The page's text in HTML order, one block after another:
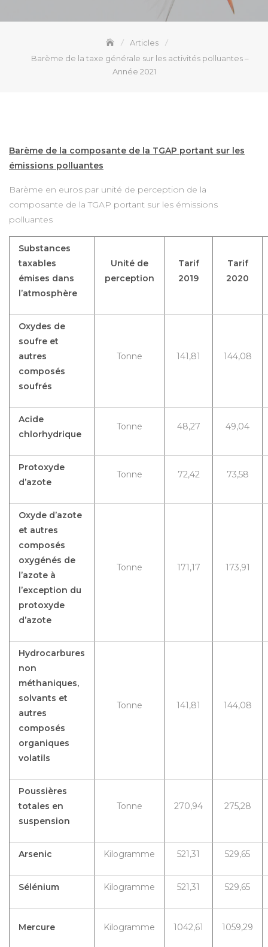
Articles
Barème de la taxe générale sur les activités polluantes –
Année 2021
Barème de la composante de la TGAP portant sur les
émissions polluantes
Barème en euros par unité de perception de la
composante de la TGAP portant sur les émissions
polluantes
Substances
taxables
émises dans
l’atmosphère
Unité de
perception
Tarif
2019
Tarif
2020
Oxydes de
soufre et
autres
composés
soufrés
Tonne 141,81 144,08
Acide
chlorhydrique
Tonne 48,27 49,04
Protoxyde
d’azote
Tonne 72,42 73,58
Oxyde d’azote
et autres
composés
oxygénés de
l’azote à
l’exception du
protoxyde
d’azote
Tonne 171,17 173,91
Hydrocarbures
non
méthaniques,
solvants et
autres
composés
organiques
volatils
Tonne 141,81 144,08
Poussières
totales en
suspension
Tonne 270,94 275,28
Arsenic Kilogramme 521,31 529,65
Sélénium Kilogramme 521,31 529,65
Mercure Kilogramme 1042,61 1059,29